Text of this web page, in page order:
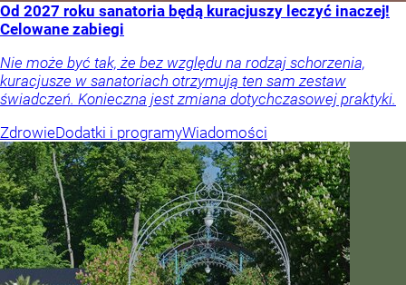
Od 2027 roku sanatoria będą kuracjuszy leczyć inaczej!
Celowane zabiegi
Nie może być tak, że bez względu na rodzaj schorzenia,
kuracjusze w sanatoriach otrzymują ten sam zestaw
świadczeń. Konieczna jest zmiana dotychczasowej praktyki.
ZdrowieDodatki i programyWiadomości